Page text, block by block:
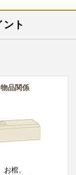
ト
物品関係
お棺、